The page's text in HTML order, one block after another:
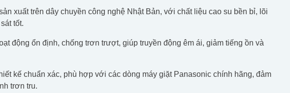
xuất trên dây chuyền công nghệ Nhật Bản, với chất liệu cao su bền bỉ, lõi
tốt.
động ổn định, chống trơn trượt, giúp truyền động êm ái, giảm tiếng ồn và
kế chuẩn xác, phù hợp với các dòng máy giặt Panasonic chính hãng, đảm
trơn tru.